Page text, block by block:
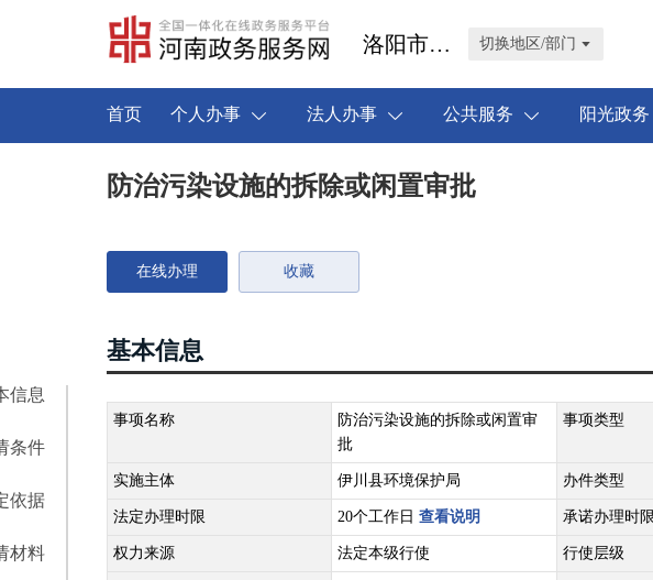
洛阳市伊川县 切换地区/部门
首页 个人办事 法人办事 公共服务 阳光政务
信息
条件
依据
材料
防治污染设施的拆除或闲置审批
在线办理 收藏
基本信息
事项名称
防治污染设施的拆除或闲置审
批
事项类型
实施主体 伊川县环境保护局 办件类型
法定办理时限 20个工作日 查看说明 承诺办理时限
权力来源 法定本级行使 行使层级